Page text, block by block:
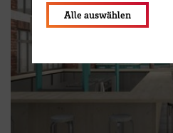
Alle auswählen